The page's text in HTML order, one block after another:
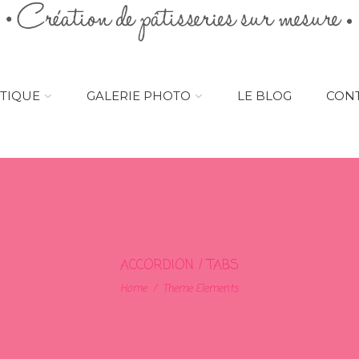
GALERIE PHOTO LE BLOG
ACCORDION / TABS
Home/ Theme Elements